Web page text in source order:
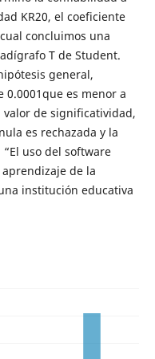
KR20, el coeficiente
concluimos una
T de Student.
general,
es menor a
valor de significatividad,
es rechazada y la
uso del software
de la
institución educativa